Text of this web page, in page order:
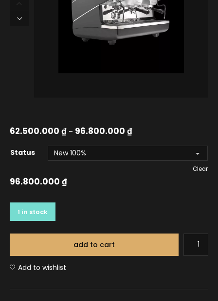
62.500.000 ₫ – 96.800.000 ₫
Status
Clear
96.800.000 ₫
1 in stock
add to cart
Add to wishlist